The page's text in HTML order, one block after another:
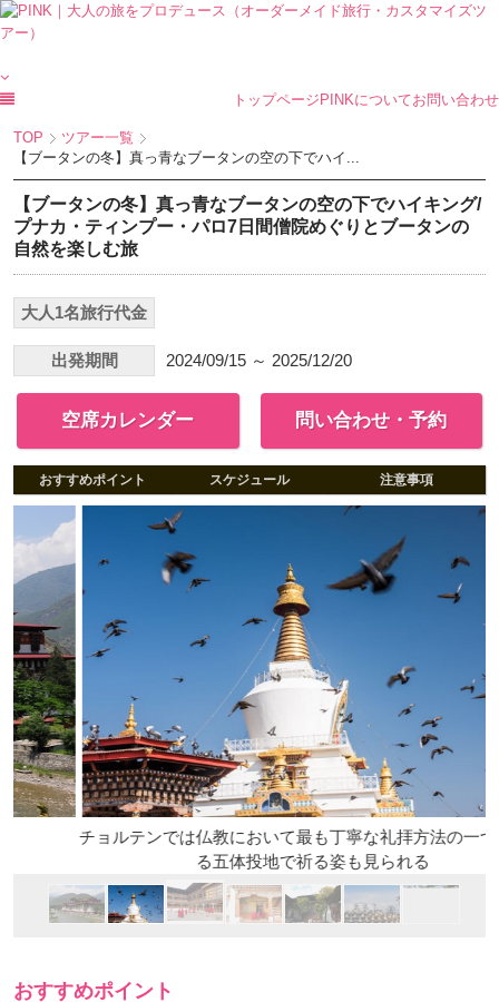
トップページ PINKについてお問い合わせ
TOP
ツアー一覧
【ブータンの冬】真っ青なブータンの空の下でハイ...
【ブータンの冬】真っ青なブータンの空の下でハイキング/
プナカ・ティンプー・パロ7日間僧院めぐりとブータンの
自然を楽しむ旅
大人1名旅行代金
出発期間 2024/09/15 ～ 2025/12/20
空席カレンダー 問い合わせ・予約
おすすめポイント スケジュール 注意事項
チョルテンでは仏教において最も丁寧な礼拝方法の一つとされ
る五体投地で祈る姿も見られる
おすすめポイント